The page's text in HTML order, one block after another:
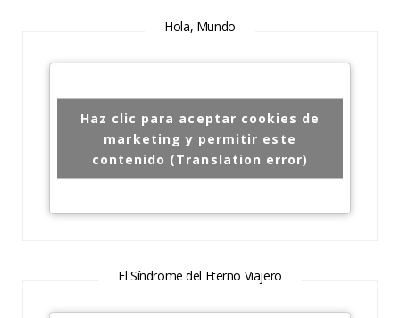
Hola, Mundo
Haz clic para aceptar cookies de
marketing y permitir este
contenido (Translation error)
El Síndrome del Eterno Viajero